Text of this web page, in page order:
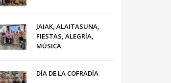
JAIAK, ALAITASUNA,
FIESTAS, ALEGRÍA,
MÚSICA
DÍA DE LA COFRADÍA